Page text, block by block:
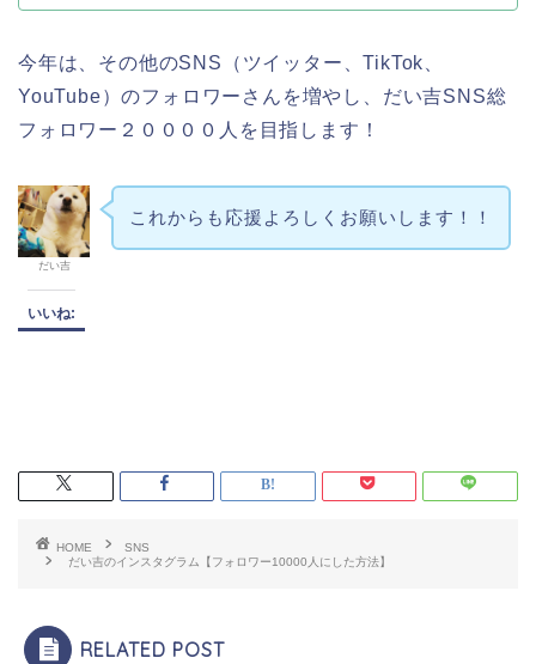
今年は、その他のSNS（ツイッター、TikTok、
YouTube）のフォロワーさんを増やし、だい吉SNS総
フォロワー２００００人を目指します！
だい吉
これからも応援よろしくお願いします！！
いいね:
HOME
SNS
だい吉のインスタグラム【フォロワー10000人にした方法】
RELATED POST